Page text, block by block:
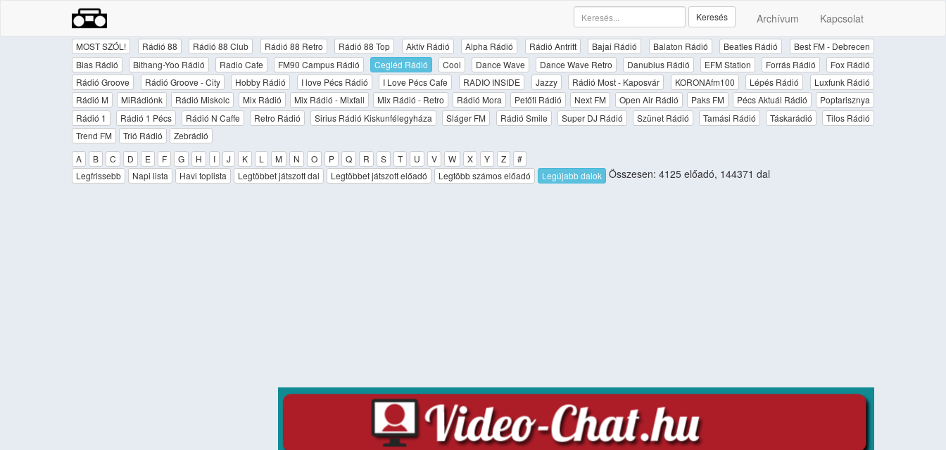
Archívum Kapcsolat
Keresés
MOST SZÓL! Rádió 88 Rádió 88 Club Rádió 88 Retro Rádió 88 Top Aktív Rádió Alpha Rádió Rádió Antritt Bajai Rádió Balaton Rádió Beatles Rádió
Best FM - Debrecen
Bias Rádió
Bithang-Yoo Rádió Radio Cafe FM90 Campus Rádió Cegléd Rádió Cool Dance Wave Dance Wave Retro Danubius Rádió EFM Station Forrás Rádió
Fox Rádió
Rádió Groove
Rádió Groove - City Hobby Rádió I love Pécs Rádió I Love Pécs Cafe RADIO INSIDE Jazzy Rádió Most - Kaposvár KORONAfm100 Lépés Rádió
Luxfunk Rádió
Rádió M
MiRádiónk Rádió Miskolc Mix Rádió Mix Rádió - Mixfall Mix Rádió - Retro Rádió Mora Petőfi Rádió Next FM Open Air Rádió Paks FM Pécs Aktuál Rádió
Poptarisznya
Rádió 1
Rádió 1 Pécs Rádió N Caffe Retro Rádió Sirius Rádió Kiskunfélegyháza Sláger FM Rádió Smile Super DJ Rádió Szünet Rádió Tamási Rádió Táskarádió
Tilos Rádió
Trend FM
Trió Rádió
Zebrádió
A
B C D E F G H I J K L M N O P Q R S T U V W X Y Z
#
Legfrissebb
Napi lista Havi toplista Legtöbbet játszott dal Legtöbbet játszott előadó Legtöbb számos előadó Legújabb dalok Összesen: 4125 előadó, 144371 dal